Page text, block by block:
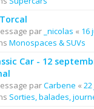
par _nicolas « 16
Monospaces & SUVs
Car - 12
parCarbene « 22
Sorties, balades,